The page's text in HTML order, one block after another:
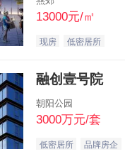
13000元/㎡
现房 低密居所
融创壹号院
朝阳公园
3000万元/套
低密居所 品牌房企